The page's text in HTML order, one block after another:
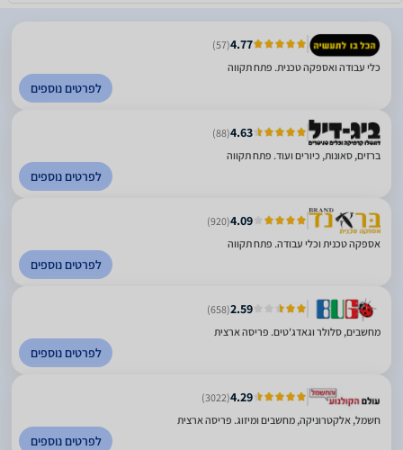
4.77
(57)
כלי עבודה ואספקה טכנית. פתח תקווה
לפרטים נוספים
4.63
(88)
ברזים, סאונות, כיורים ועוד. פתח תקווה
לפרטים נוספים
4.09
(920)
אספקה טכנית וכלי עבודה. פתח תקווה
לפרטים נוספים
2.59
(658)
מחשבים, סלולר וגאדג'טים. פריסה ארצית
לפרטים נוספים
4.29
(3022)
חשמל, אלקטרוניקה, מחשבים ומיזוג. פריסה ארצית
לפרטים נוספים